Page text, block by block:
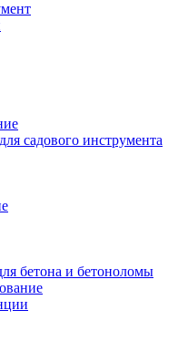
садового инструмента
бетона и бетоноломы